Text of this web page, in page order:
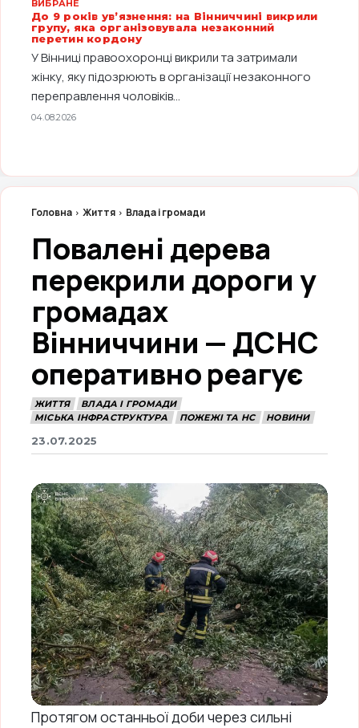
ВИБРАНЕ
До 9 років ув’язнення: на Вінниччині викрили
групу, яка організовувала незаконний
перетин кордону
У Вінниці правоохоронці викрили та затримали
жінку, яку підозрюють в організації незаконного
переправлення чоловіків...
04.08.2026